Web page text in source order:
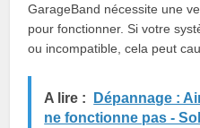
GarageBand nécessite une
pour fonctionner. Si votre
ou incompatible, cela peut
A lire :
Dépannage :
ne fonctionne pas -